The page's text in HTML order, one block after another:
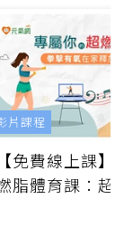
【免費線上課
脂體育課：超
片課程